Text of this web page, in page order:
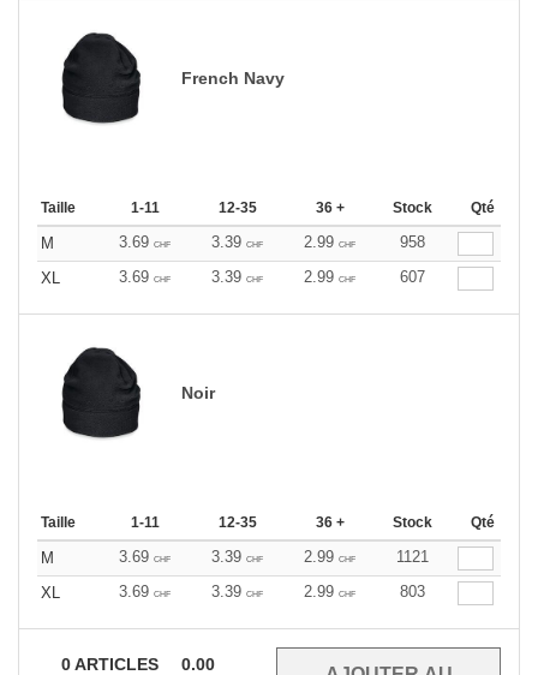
French Navy
Taille 1-11 12-35 36 + Stock Qté
M 3.69 CHF 3.39 CHF 2.99 CHF
958
XL
3.69 CHF 3.39 CHF 2.99 CHF 607
Noir
Taille 1-11 12-35 36 + Stock Qté
M 3.69 CHF 3.39 CHF 2.99 CHF
1121
XL
3.69 CHF 3.39 CHF 2.99 CHF 803
0ARTICLES
0.00